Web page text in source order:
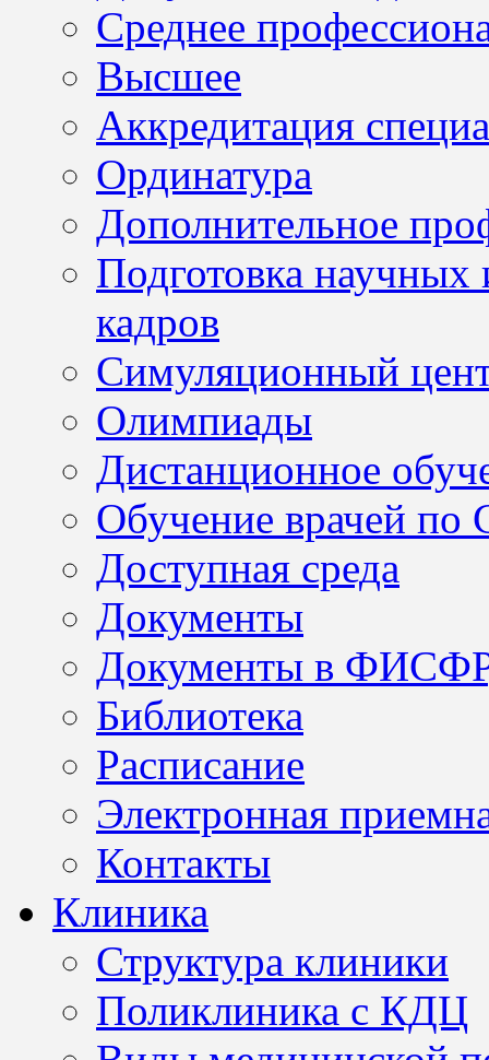
Среднее
Высшее
Аккредитация
Ординатура
Дополнительное
Подготовка научных
кадров
Симуляционный
Олимпиады
Дистанционное
Обучение врачей по
Доступная среда
Документы
Документы в
Библиотека
Расписание
Электронная
Контакты
Клиника
Структура клиники
Поликлиника с КДЦ